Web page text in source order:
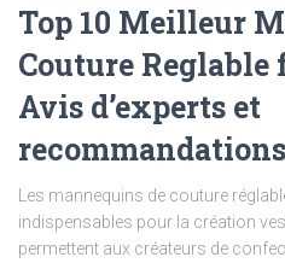
Top 10 Meilleur
Couture Reglable
Avis d’experts et
recommandations
Les mannequins de couture
indispensables pour la création
permettent aux créateurs de